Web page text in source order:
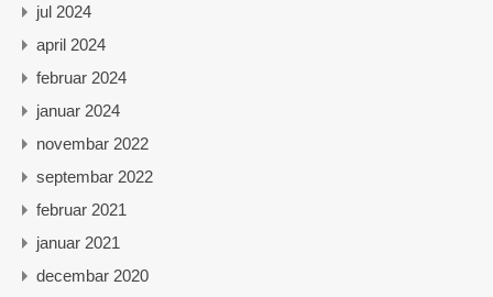
jul 2024
april 2024
februar 2024
januar 2024
novembar 2022
septembar 2022
februar 2021
januar 2021
decembar 2020